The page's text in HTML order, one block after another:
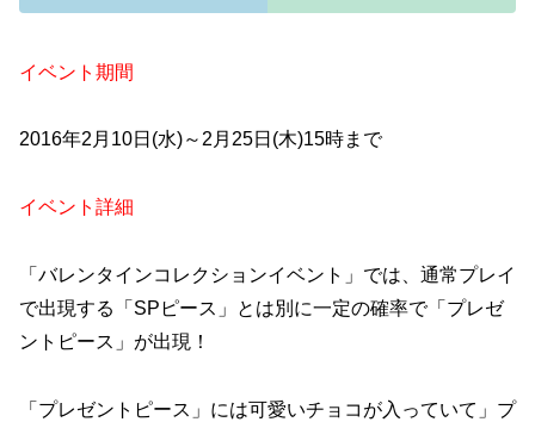
イベント期間
2016年2月10日(水)～2月25日(木)15時まで
イベント詳細
「バレンタインコレクションイベント」では、通常プレイ
で出現する「SPピース」とは別に一定の確率で「プレゼ
ントピース」が出現！
「プレゼントピース」には可愛いチョコが入っていて」プ